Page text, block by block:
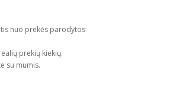
nuo prekės parodytos
prekių kiekių.
su mumis.